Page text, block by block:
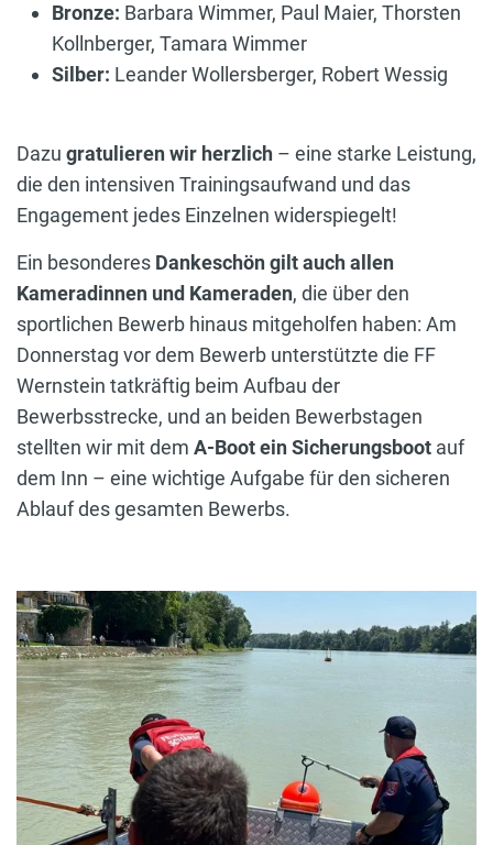
Bronze: Barbara Wimmer, Paul Maier, Thorsten
Kollnberger, Tamara Wimmer
Silber: Leander Wollersberger, Robert Wessig
Dazu gratulieren wir herzlich – eine starke Leistung,
die den intensiven Trainingsaufwand und das
Engagement jedes Einzelnen widerspiegelt!
Ein besonderes Dankeschön gilt auch allen
Kameradinnen und Kameraden, die über den
sportlichen Bewerb hinaus mitgeholfen haben: Am
Donnerstag vor dem Bewerb unterstützte die FF
Wernstein tatkräftig beim Aufbau der
Bewerbsstrecke, und an beiden Bewerbstagen
stellten wir mit dem A-Boot ein Sicherungsboot auf
dem Inn – eine wichtige Aufgabe für den sicheren
Ablauf des gesamten Bewerbs.